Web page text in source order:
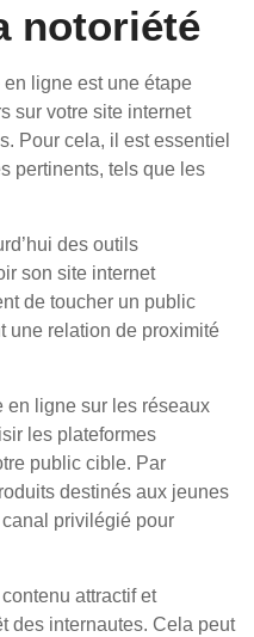
notoriété
ligne est une étape
sur votre site internet
Pour cela, il est essentiel
pertinents, tels que les
des outils
son site internet
de toucher un public
une relation de proximité
en ligne sur les réseaux
les plateformes
public cible. Par
destinés aux jeunes
privilégié pour
attractif et
des internautes. Cela peut